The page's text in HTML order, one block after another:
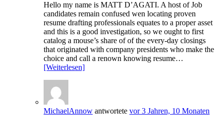
Hello my name is MATT D’AGATI. A host of Job
candidates remain confused wen locating proven
resume drafting professionals equates to a proper asset
and this is a good investigation, so we ought to first
catalog a mouse’s share of of the every-day closings
that originated with company presidents who make the
choice and call a renown knowing resume…
[Weiterlesen]
MichaelAnnow antwortete vor 3 Jahren, 10 Monaten